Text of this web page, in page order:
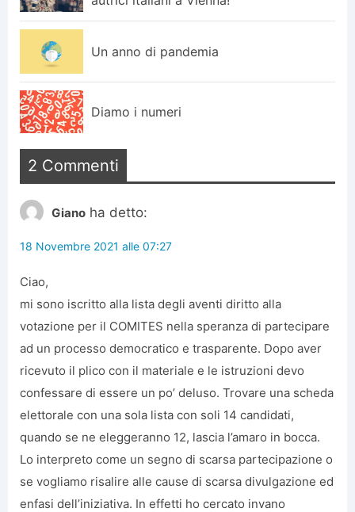
Un anno di pandemia
Diamo i numeri
2 Commenti
Giano ha detto:
18 Novembre 2021 alle 07:27
Ciao,
mi sono iscritto alla lista degli aventi diritto alla
votazione per il COMITES nella speranza di partecipare
ad un processo democratico e trasparente. Dopo aver
ricevuto il plico con il materiale e le istruzioni devo
confessare di essere un po’ deluso. Trovare una scheda
elettorale con una sola lista con soli 14 candidati,
quando se ne eleggeranno 12, lascia l’amaro in bocca.
Lo interpreto come un segno di scarsa partecipazione o
se vogliamo risalire alle cause di scarsa divulgazione ed
enfasi dell’iniziativa. In effetti ho cercato invano